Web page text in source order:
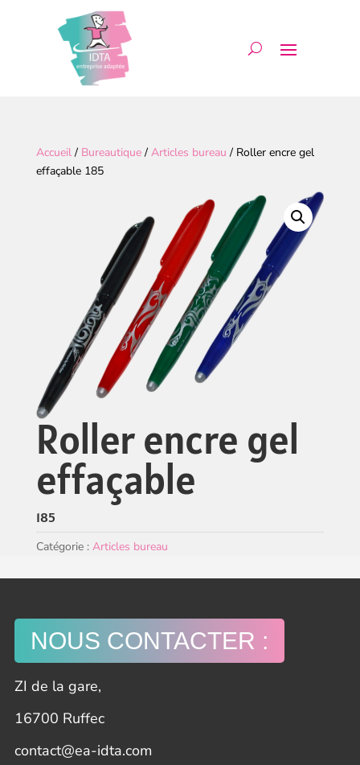
Accueil/ Bureautique/ Articles bureau / Roller encre gel
effaçable 185
Roller encre gel
effaçable
185
Catégorie : Articles bureau
NOUS CONTACTER :
ZI de la gare,
16700 Ruffec
contact@ea-idta.com